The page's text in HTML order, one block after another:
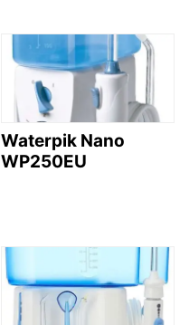
Waterpik Nano
WP250EU